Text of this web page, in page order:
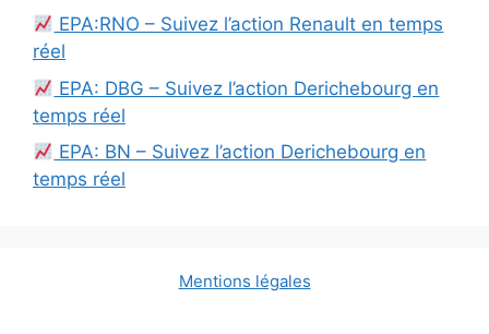
EPA:RNO – Suivez l’action Renault en temps
réel
EPA: DBG – Suivez l’action Derichebourg en
temps réel
EPA: BN – Suivez l’action Derichebourg en
temps réel
Mentions légales